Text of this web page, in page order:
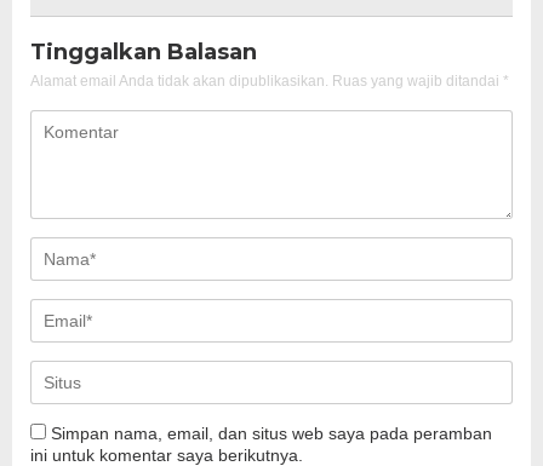
Tinggalkan Balasan
Alamat email Anda tidak akan dipublikasikan. Ruas yang wajib ditandai *
Simpan nama, email, dan situs web saya pada peramban
ini untuk komentar saya berikutnya.